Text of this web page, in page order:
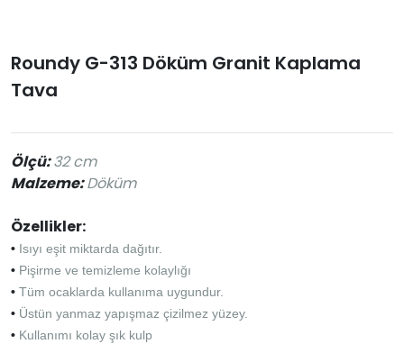
Roundy G-313 Döküm Granit Kaplama
Tava
Ölçü:32 cm
Malzeme:Döküm
Özellikler:
• Isıyı eşit miktarda dağıtır.
• Pişirme ve temizleme kolaylığı
• Tüm ocaklarda kullanıma uygundur.
• Üstün yanmaz yapışmaz çizilmez yüzey.
• Kullanımı kolay şık kulp